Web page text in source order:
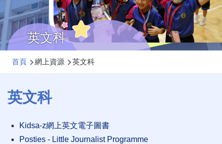
英文科
導
連
結
首頁 網上資源 英文科
英文科
Kidsa-z網上英文電子圖書
Posties - Little Journalist Programme